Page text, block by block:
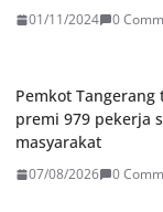
01/11/2024 0
Pemkot Tangerang
premi 979 pekerja
masyarakat
07/08/2026 0